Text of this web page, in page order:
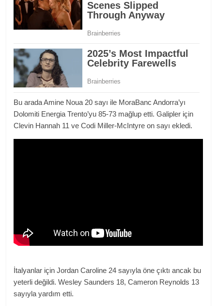
Bu arada Amine Noua 20 sayı ile MoraBanc Andorra’yı
Dolomiti Energia Trento’yu 85-73 mağlup etti. Galipler için
Clevin Hannah 11 ve Codi Miller-McIntyre on sayı ekledi.
İtalyanlar için Jordan Caroline 24 sayıyla öne çıktı ancak bu
yeterli değildi. Wesley Saunders 18, Cameron Reynolds 13
sayıyla yardım etti.